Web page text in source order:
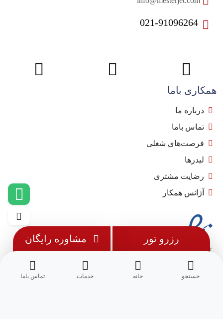
جستجو خانه خدمات تماس باما
رزرو تور مشاوره رایگان
021-91096264
همکاری باما
درباره ما
تماس باما
فرصت‌های شغلی
لیدرها
رضایت مشتری
آژانس همکار